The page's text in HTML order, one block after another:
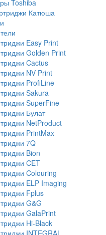
Toshiba
Катюша
Easy Print
Golden Print
Cactus
NV Print
ProfiLine
Sakura
SuperFine
Булат
NetProduct
PrintMax
7Q
Bion
CET
Colouring
ELP Imaging
Fplus
G&G
GalaPrint
Hi-Black
INTEGRAL